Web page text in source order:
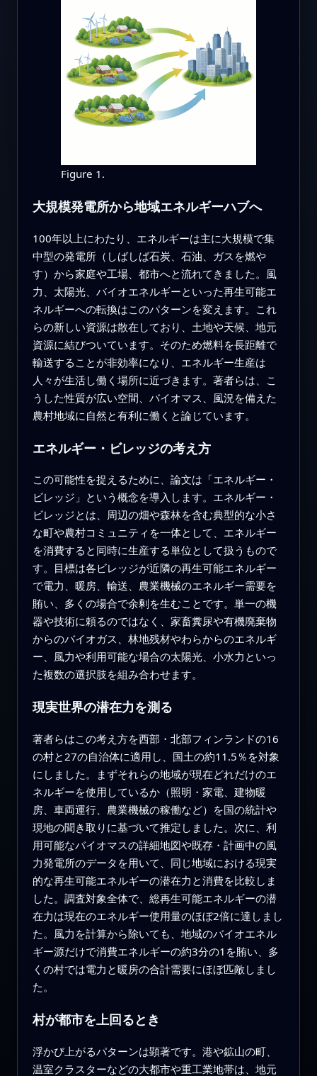
Figure 1.
大規模発電所から地域エネルギーハブへ
100年以上にわたり、エネルギーは主に大規模で集
中型の発電所（しばしば石炭、石油、ガスを燃や
す）から家庭や工場、都市へと流れてきました。風
力、太陽光、バイオエネルギーといった再生可能エ
ネルギーへの転換はこのパターンを変えます。これ
らの新しい資源は散在しており、土地や天候、地元
資源に結びついています。そのため燃料を長距離で
輸送することが非効率になり、エネルギー生産は
人々が生活し働く場所に近づきます。著者らは、こ
うした性質が広い空間、バイオマス、風況を備えた
農村地域に自然と有利に働くと論じています。
エネルギー・ビレッジの考え方
この可能性を捉えるために、論文は「エネルギー・
ビレッジ」という概念を導入します。エネルギー・
ビレッジとは、周辺の畑や森林を含む典型的な小さ
な町や農村コミュニティを一体として、エネルギー
を消費すると同時に生産する単位として扱うもので
す。目標は各ビレッジが近隣の再生可能エネルギー
で電力、暖房、輸送、農業機械のエネルギー需要を
賄い、多くの場合で余剰を生むことです。単一の機
器や技術に頼るのではなく、家畜糞尿や有機廃棄物
からのバイオガス、林地残材やわらからのエネルギ
ー、風力や利用可能な場合の太陽光、小水力といっ
た複数の選択肢を組み合わせます。
現実世界の潜在力を測る
著者らはこの考え方を西部・北部フィンランドの16
の村と27の自治体に適用し、国土の約11.5％を対象
にしました。まずそれらの地域が現在どれだけのエ
ネルギーを使用しているか（照明・家電、建物暖
房、車両運行、農業機械の稼働など）を国の統計や
現地の聞き取りに基づいて推定しました。次に、利
用可能なバイオマスの詳細地図や既存・計画中の風
力発電所のデータを用いて、同じ地域における現実
的な再生可能エネルギーの潜在力と消費を比較しま
した。調査対象全体で、総再生可能エネルギーの潜
在力は現在のエネルギー使用量のほぼ2倍に達しまし
た。風力を計算から除いても、地域のバイオエネル
ギー源だけで消費エネルギーの約3分の1を賄い、多
くの村では電力と暖房の合計需要にほぼ匹敵しまし
た。
村が都市を上回るとき
浮かび上がるパターンは顕著です。港や鉱山の町、
温室クラスターなどの大都市や重工業地帯は、地元